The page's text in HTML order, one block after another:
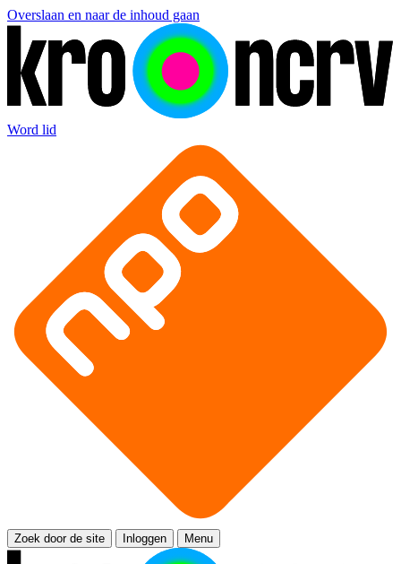
Overslaan en naar de inhoud gaan
Word lid
Zoek door de site Inloggen Menu